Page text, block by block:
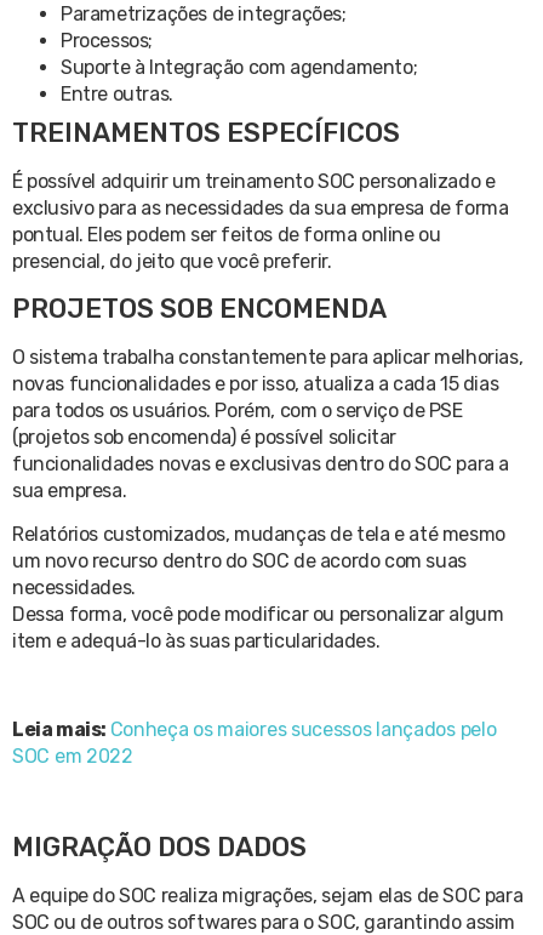
Parametrizações de integrações;
Processos;
Suporte à Integração com agendamento;
Entre outras.
TREINAMENTOS ESPECÍFICOS
É possível adquirir um treinamento SOC personalizado e
exclusivo para as necessidades da sua empresa de forma
pontual. Eles podem ser feitos de forma online ou
presencial, do jeito que você preferir.
PROJETOS SOB ENCOMENDA
O sistema trabalha constantemente para aplicar melhorias,
novas funcionalidades e por isso, atualiza a cada 15 dias
para todos os usuários. Porém, com o serviço de PSE
(projetos sob encomenda) é possível solicitar
funcionalidades novas e exclusivas dentro do SOC para a
sua empresa.
Relatórios customizados, mudanças de tela e até mesmo
um novo recurso dentro do SOC de acordo com suas
necessidades.
Dessa forma, você pode modificar ou personalizar algum
item e adequá-lo às suas particularidades.
Leia mais: Conheça os maiores sucessos lançados pelo
SOC em 2022
MIGRAÇÃO DOS DADOS
A equipe do SOC realiza migrações, sejam elas de SOC para
SOC ou de outros softwares para o SOC, garantindo assim